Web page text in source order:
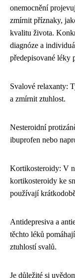
onemocnění
zmírnit příznaky,
kvalitu života.
diagnóze a
předepisované léky
Svalové relaxanty:
a zmírnit ztuhlost.
Nesteroidní
ibuprofen nebo
Kortikosteroidy: V
kortikosteroidy ke
používají
Antidepresiva a
těchto léků
ztuhlostí svalů.
Je důležité si